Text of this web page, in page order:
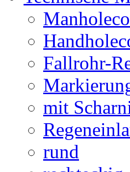
Fallrohr-
mit
rund